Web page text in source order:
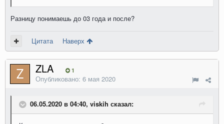
Разницу понимаешь до 03 года и после?
Цитата Наверх
ZLA 1
Опубликовано: 6 мая 2020
06.05.2020 в 04:40, viskih сказал: